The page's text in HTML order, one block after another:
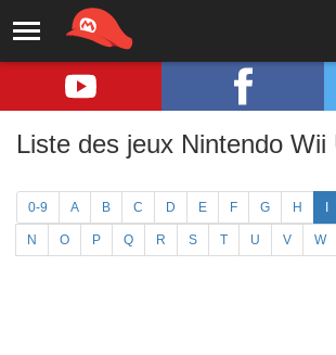
Liste des jeux Nintendo Wii
0-9 A B C D E F G H
N O P Q R S T U V W